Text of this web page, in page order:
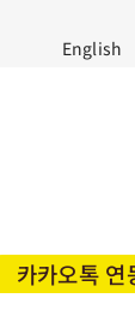
English
카카오톡 연